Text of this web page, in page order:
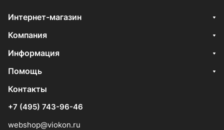
Интернет-магазин
Компания
Информация
Помощь
Контакты
+7 (495) 743-96-46
webshop@viokon.ru